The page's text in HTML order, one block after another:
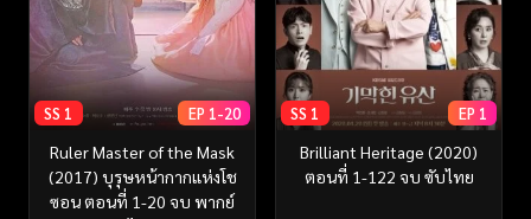
SS 1 EP 1-20
Ruler Master of the Mask
(2017) บุรุษหน้ากากแห่งโช
ซอน ตอนที่ 1-20 จบ พากย์
SS 1 EP 1
Brilliant Heritage (2020)
ตอนที่ 1-122 จบ ซับไทย